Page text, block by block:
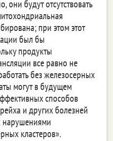
они будут отсутствовать
при этом этот
был бы
продукты
все равно не
без железосерных
могут в будущем
способов
и других болезней
нарушениями
кластеров».